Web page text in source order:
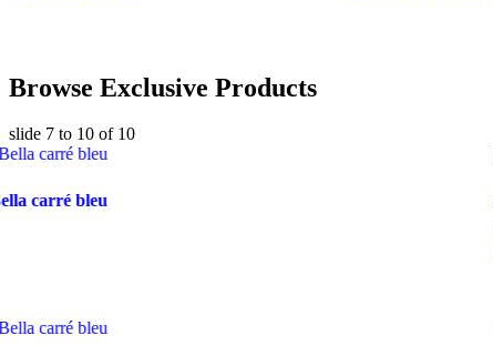
Browse Exclusive Products
slide 7 to 10 of 10
carré bleu